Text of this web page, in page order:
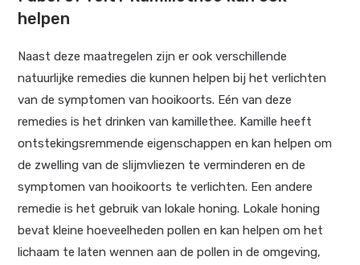
helpen
Naast deze maatregelen zijn er ook verschillende
natuurlijke remedies die kunnen helpen bij het verlichten
van de symptomen van hooikoorts. Eén van deze
remedies is het drinken van kamillethee. Kamille heeft
ontstekingsremmende eigenschappen en kan helpen om
de zwelling van de slijmvliezen te verminderen en de
symptomen van hooikoorts te verlichten. Een andere
remedie is het gebruik van lokale honing. Lokale honing
bevat kleine hoeveelheden pollen en kan helpen om het
lichaam te laten wennen aan de pollen in de omgeving,